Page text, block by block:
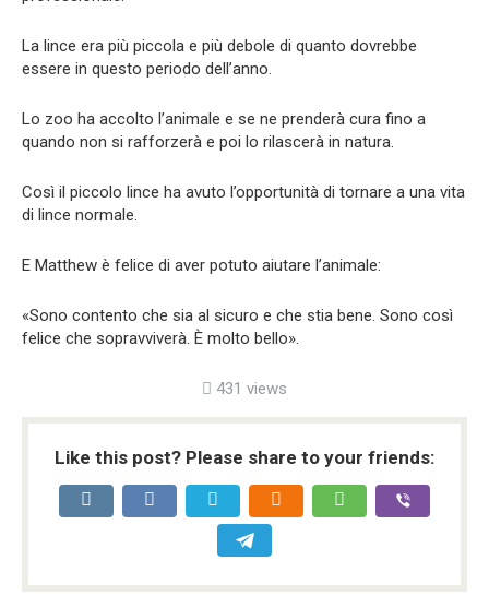
La lince era più piccola e più debole di quanto dovrebbe
essere in questo periodo dell’anno.
Lo zoo ha accolto l’animale e se ne prenderà cura fino a
quando non si rafforzerà e poi lo rilascerà in natura.
Così il piccolo lince ha avuto l’opportunità di tornare a una vita
di lince normale.
E Matthew è felice di aver potuto aiutare l’animale:
«Sono contento che sia al sicuro e che stia bene. Sono così
felice che sopravviverà. È molto bello».
431 views
Like this post? Please share to your friends: